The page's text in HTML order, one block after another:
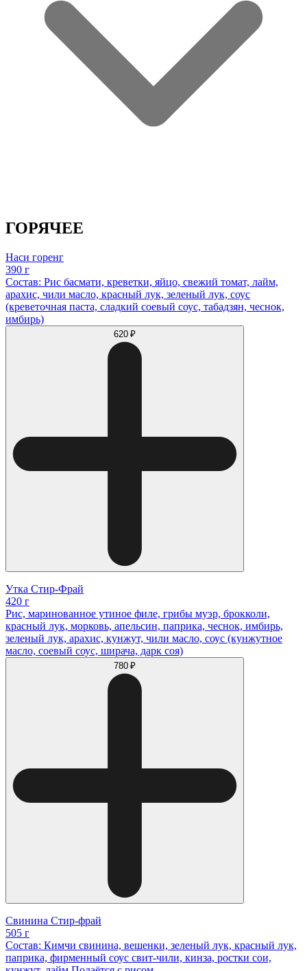
ГОРЯЧЕЕ
Наси горенг
390 г
Состав: Рис басмати, креветки, яйцо, свежий томат, лайм,
арахис, чили масло, красный лук, зеленый лук, соус
(креветочная паста, сладкий соевый соус, табадзян, чеснок,
имбирь)
620 ₽
Утка Стир-Фрай
420 г
Рис, маринованное утиное филе, грибы муэр, брокколи,
красный лук, морковь, апельсин, паприка, чеснок, имбирь,
зеленый лук, арахис, кунжут, чили масло, соус (кунжутное
масло, соевый соус, ширача, дарк соя)
780 ₽
Свинина Стир-фрай
505 г
Состав: Кимчи свинина, вешенки, зеленый лук, красный лук,
паприка, фирменный соус свит-чили, кинза, ростки сои,